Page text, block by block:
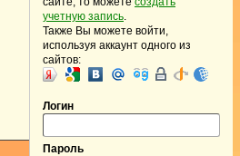
учетную запись.
Также Вы можете войти,
используя аккаунт одного из
сайтов:
Логин
Пароль